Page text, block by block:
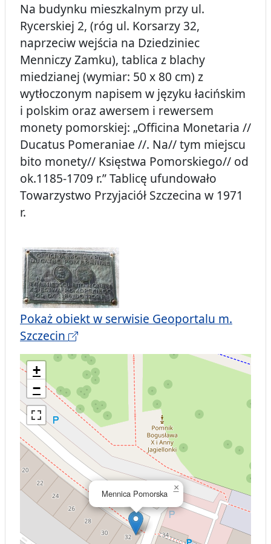
Na budynku mieszkalnym przy ul.
Rycerskiej 2, (róg ul. Korsarzy 32,
naprzeciw wejścia na Dziedziniec
Menniczy Zamku), tablica z blachy
miedzianej (wymiar: 50 x 80 cm) z
wytłoczonym napisem w języku łacińskim
i polskim oraz awersem i rewersem
monety pomorskiej: „Officina Monetaria //
Ducatus Pomeraniae //. Na// tym miejscu
bito monety// Księstwa Pomorskiego// od
ok.1185-1709 r.” Tablicę ufundowało
Towarzystwo Przyjaciół Szczecina w 1971
r.
Pokaż obiekt w serwisie Geoportalu m.
Szczecin
Mennica Pomorska
×
+
−